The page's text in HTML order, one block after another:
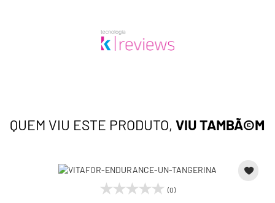
QUEM VIU ESTE PRODUTO, VIU TAMBÃ©M
(0)